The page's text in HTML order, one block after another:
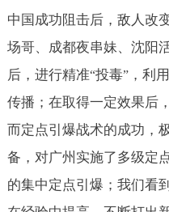
中国成功阻击后，敌人改
场哥、成都夜串妹、沈阳
后，进行精准“投毒”，利
传播；在取得一定效果后
而定点引爆战术的成功，
备，对广州实施了多级定
的集中定点引爆；我们看